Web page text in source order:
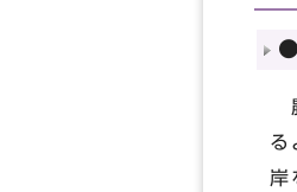
●
る
岸